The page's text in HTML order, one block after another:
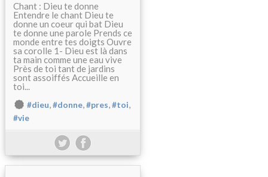
Chant : Dieu te donne
Entendre le chant Dieu te
donne un coeur qui bat Dieu
te donne une parole Prends ce
monde entre tes doigts Ouvre
sa corolle 1- Dieu est là dans
ta main comme une eau vive
Près de toi tant de jardins
sont assoiffés Accueille en
toi...
#dieu,#donne,#pres,#toi,
#vie